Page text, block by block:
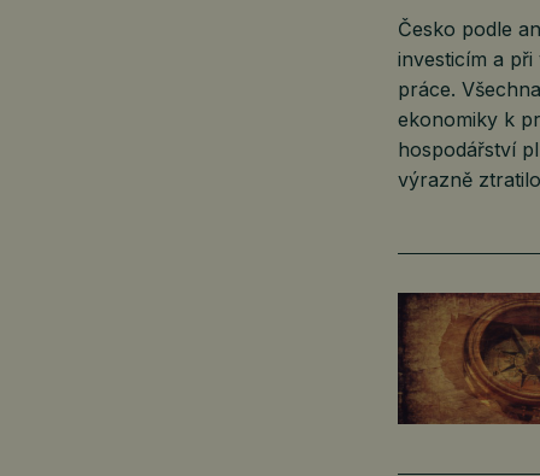
Česko podle
investicím a
práce.
ekonomiky k
hospodářství
výrazně